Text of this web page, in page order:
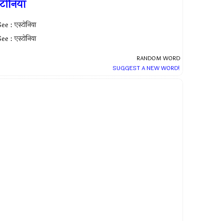
: एस्टोनिया
: एस्टोनिया
RANDOM WORD
SUGGEST A NEW WORD!